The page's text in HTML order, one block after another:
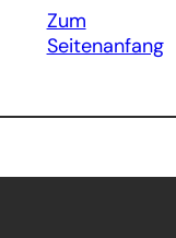
Zum
Seitenanfang